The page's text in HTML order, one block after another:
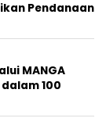
Pendanaan
MANGA
100